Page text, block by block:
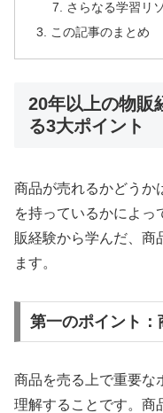
さらなる学習リ
この記事のまとめ
20年以上の物販
る3大ポイント
商品が売れるかどうか
を持っているかによっ
販経験から学んだ、商
ます。
第一のポイント
商品を売る上で重要な
理解することです。商